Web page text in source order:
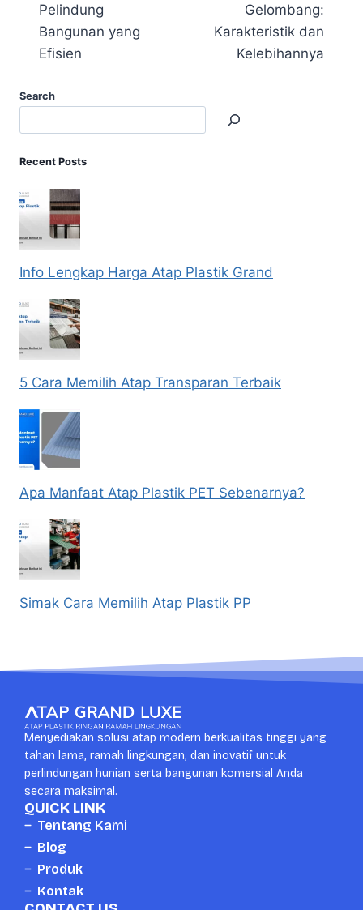
Pelindung
Bangunan yang
Efisien
Gelombang:
Karakteristik dan
Kelebihannya
Search
Recent Posts
Info Lengkap Harga Atap Plastik Grand
5 Cara Memilih Atap Transparan Terbaik
Apa Manfaat Atap Plastik PET Sebenarnya?
Simak Cara Memilih Atap Plastik PP
Menyediakan solusi atap modern berkualitas tinggi yang
tahan lama, ramah lingkungan, dan inovatif untuk
perlindungan hunian serta bangunan komersial Anda
secara maksimal.
QUICK LINK
Tentang Kami
Blog
Produk
Kontak